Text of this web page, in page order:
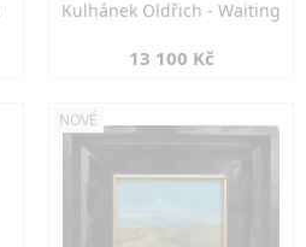
Kulhánek Oldřich - Waiting
13 100 Kč
NOVÉ